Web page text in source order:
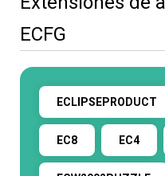
ECFG
ECLIPSEPRODUCT
EC8 EC4